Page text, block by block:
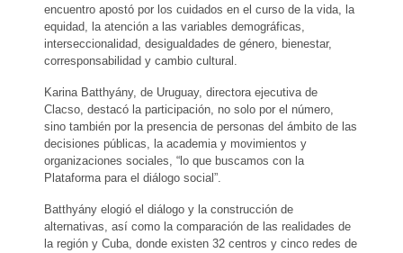
encuentro apostó por los cuidados en el curso de la vida, la
equidad, la atención a las variables demográficas,
interseccionalidad, desigualdades de género, bienestar,
corresponsabilidad y cambio cultural.
Karina Batthyány, de Uruguay, directora ejecutiva de
Clacso, destacó la participación, no solo por el número,
sino también por la presencia de personas del ámbito de las
decisiones públicas, la academia y movimientos y
organizaciones sociales, “lo que buscamos con la
Plataforma para el diálogo social”.
Batthyány elogió el diálogo y la construcción de
alternativas, así como la comparación de las realidades de
la región y Cuba, donde existen 32 centros y cinco redes de